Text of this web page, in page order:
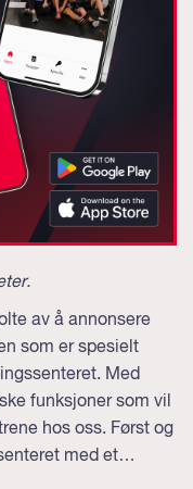
.
av å annonsere
som er spesielt
Med
funksjoner som vil
hos oss. Først og
med et…